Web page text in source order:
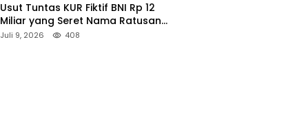
Usut Tuntas KUR Fiktif BNI Rp 12
Miliar yang Seret Nama Ratusan
Petani Jember
Juli 9, 2026 408